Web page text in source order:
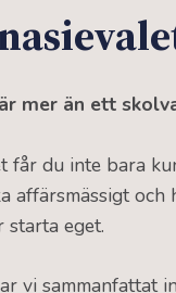
mer än ett
får du inte bara
affärsmässigt
eget.
vi sammanfattat